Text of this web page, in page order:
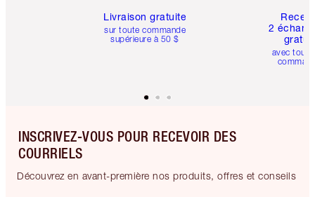
Livraison gratuite
sur toute commande
supérieure à 50 $
2
avec
INSCRIVEZ-VOUS POUR RECEVOIR DES
COURRIELS
Découvrez en avant-première nos produits, offres et conseils